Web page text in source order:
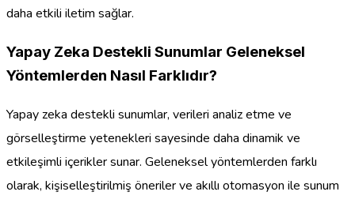
daha etkili iletim sağlar.
Yapay Zeka Destekli Sunumlar Geleneksel
Yöntemlerden Nasıl Farklıdır?
Yapay zeka destekli sunumlar, verileri analiz etme ve
görselleştirme yetenekleri sayesinde daha dinamik ve
etkileşimli içerikler sunar. Geleneksel yöntemlerden farklı
olarak, kişiselleştirilmiş öneriler ve akıllı otomasyon ile sunum